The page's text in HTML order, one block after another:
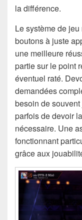
la différence.
Le système de
boutons à juste
une meilleure
partie sur le point
éventuel raté.
demandées
besoin de
parfois de devoir
nécessaire. Une
fonctionnant
grâce aux